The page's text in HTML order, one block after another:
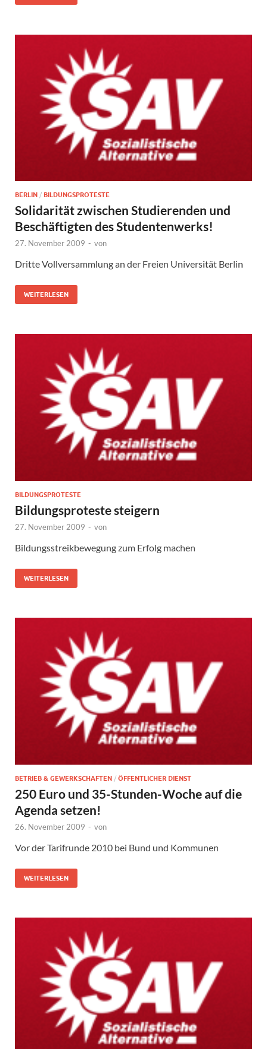
BERLIN / BILDUNGSPROTESTE
Solidarität zwischen Studierenden und
Beschäftigten des Studentenwerks!
27. November 2009 - von
Dritte Vollversammlung an der Freien Universität Berlin
WEITERLESEN
BILDUNGSPROTESTE
Bildungsproteste steigern
27. November 2009 - von
Bildungsstreikbewegung zum Erfolg machen
WEITERLESEN
BETRIEB & GEWERKSCHAFTEN / ÖFFENTLICHER DIENST
250 Euro und 35-Stunden-Woche auf die
Agenda setzen!
26. November 2009 - von
Vor der Tarifrunde 2010 bei Bund und Kommunen
WEITERLESEN